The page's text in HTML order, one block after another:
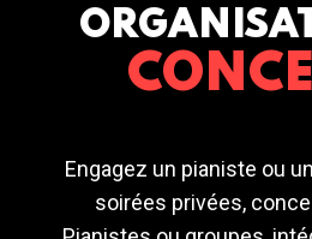
Engagez un pianiste ou
soirées privées,